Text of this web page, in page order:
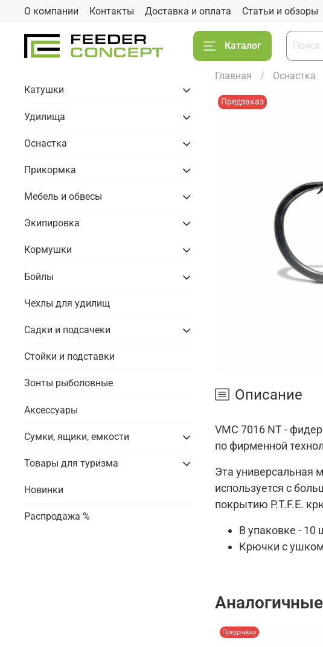
О компании Контакты Доставка и оплата Статьи и обзоры
Каталог
Главная Оснастка
Предзаказ
Описание
VMC 7016 NT -
по фирменной
Эта универсальная
используется с
покрытию P.T.F.E.
В упаковке - 10
Крючки с
Предзаказ
Катушки
Удилища
Оснастка
Прикормка
Мебель и обвесы
Экипировка
Кормушки
Бойлы
Чехлы для удилищ
Садки и подсачеки
Стойки и подставки
Зонты рыболовные
Аксессуары
Сумки, ящики, емкости
Товары для туризма
Новинки
Распродажа %